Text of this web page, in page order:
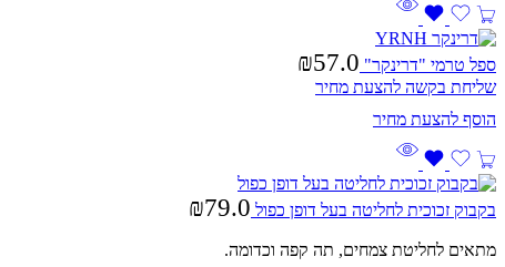
ספל טרמי "דרינקר" ₪57.0
שליחת בקשה להצעת מחיר
בקבוק זכוכית לחליטה בעל דופן כפול ₪79.0
מתאים לחליטת צמחים, תה קפה וכדומה.